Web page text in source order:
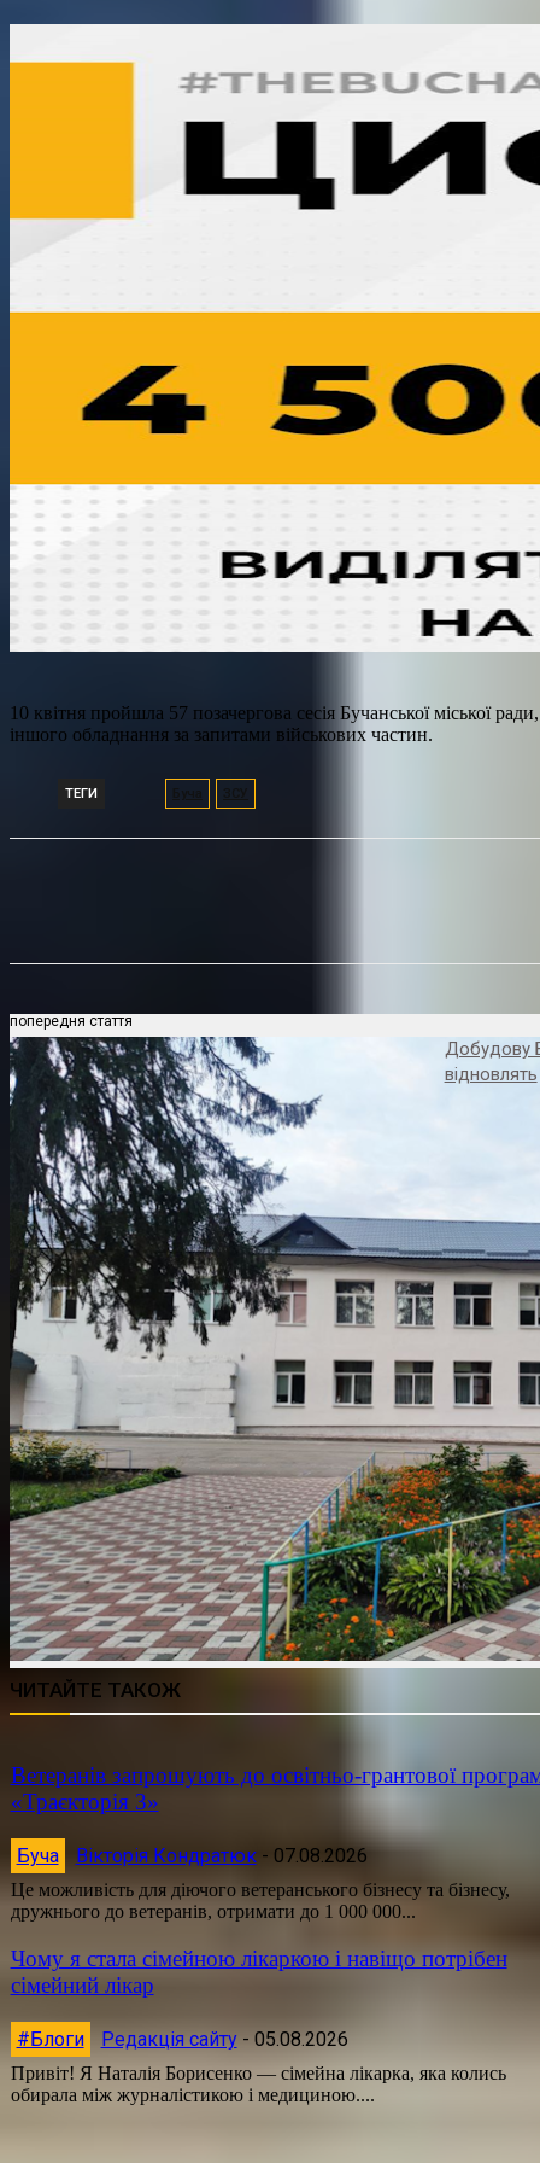
10 квітня пройшла 57 позачергова сесія Бучанської міської
іншого обладнання за запитами військових частин.
ТЕГИ
попередня стаття
Добудову
відновлять
ЧИТАЙТЕ ТАКОЖ
Ветеранів запрошують до освітньо-грантової
«Траєкторія 3»
Буча Вікторія Кондратюк - 07.08.2026
Це можливість для діючого ветеранського бізнесу та бізнесу,
дружнього до ветеранів, отримати до 1 000 000...
Чому я стала сімейною лікаркою і навіщо потрібен
сімейний лікар
#Блоги Редакція сайту - 05.08.2026
Привіт! Я Наталія Борисенко — сімейна лікарка, яка колись
обирала між журналістикою і медициною....